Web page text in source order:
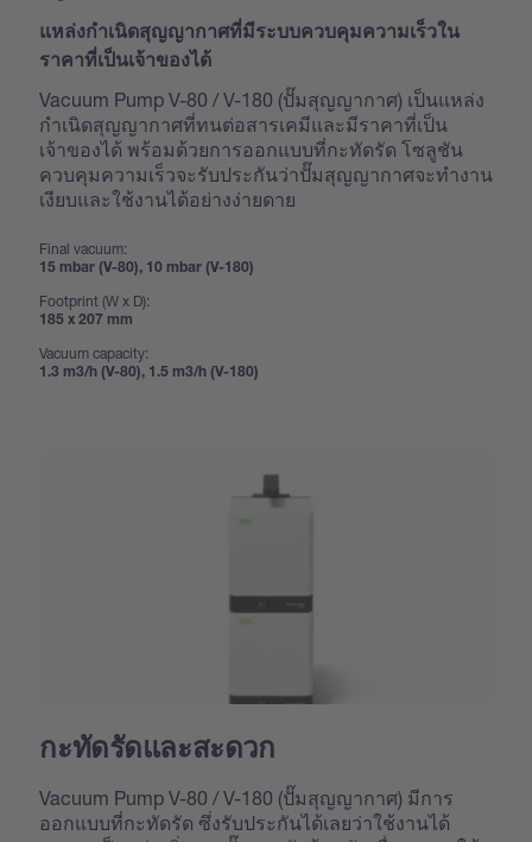
แหล่งกำเนิดสุญญากาศที่มีระบบควบคุมความเร็วใน
ราคาที่เป็นเจ้าของได้
Vacuum Pump V-80 / V-180 (ปั๊มสุญญากาศ) เป็นแหล่ง
กำเนิดสุญญากาศที่ทนต่อสารเคมีและมีราคาที่เป็น
เจ้าของได้ พร้อมด้วยการออกแบบที่กะทัดรัด โซลูชัน
ควบคุมความเร็วจะรับประกันว่าปั๊มสุญญากาศจะทำงาน
เงียบและใช้งานได้อย่างง่ายดาย
Final vacuum:
15 mbar (V-80), 10 mbar (V-180)
Footprint (W x D):
185 x 207 mm
Vacuum capacity:
1.3 m3/h (V-80), 1.5 m3/h (V-180)
กะทัดรัดและสะดวก
Vacuum Pump V-80 / V-180 (ปั๊มสุญญากาศ) มีการ
ออกแบบที่กะทัดรัด ซึ่งรับประกันได้เลยว่าใช้งานได้